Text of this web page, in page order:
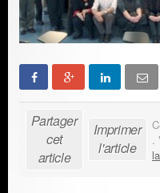
Partager
cet
article
Imprimer
l'article
.